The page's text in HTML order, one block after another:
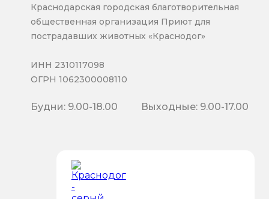
Краснодарская городская благотворительная
общественная организация Приют для
пострадавших животных «Краснодог»
ИНН 2310117098
ОГРН 1062300008110
Будни: 9.00-18.00 Выходные: 9.00-17.00